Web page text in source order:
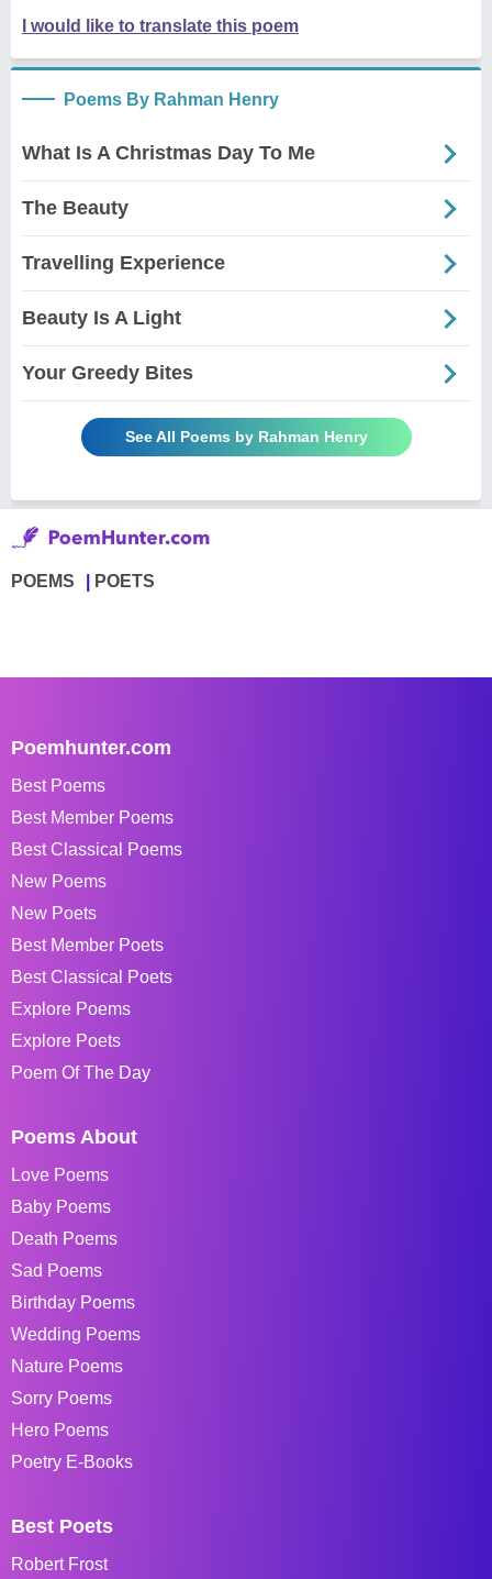
I would like to translate this poem
Poems By Rahman Henry
What Is A Christmas Day To Me
The Beauty
Travelling Experience
Beauty Is A Light
Your Greedy Bites
See All Poems by Rahman Henry
POEMS POETS
Poemhunter.com
Best Poems
Best Member Poems
Best Classical Poems
New Poems
New Poets
Best Member Poets
Best Classical Poets
Explore Poems
Explore Poets
Poem Of The Day
Poems About
Love Poems
Baby Poems
Death Poems
Sad Poems
Birthday Poems
Wedding Poems
Nature Poems
Sorry Poems
Hero Poems
Poetry E-Books
Best Poets
Robert Frost